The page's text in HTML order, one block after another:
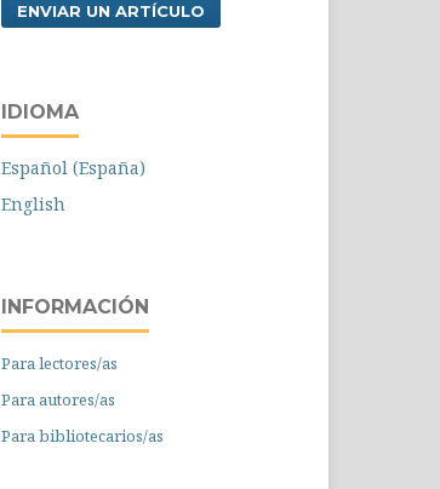
ENVIAR UN ARTÍCULO
IDIOMA
Español (España)
English
INFORMACIÓN
Para lectores/as
Para autores/as
Para bibliotecarios/as